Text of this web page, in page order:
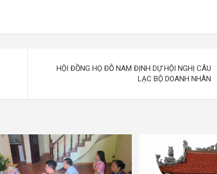
HỘI ĐỒNG HỌ ĐỖ NAM ĐỊNH DỰ HỘI NGHỊ CÂU
LẠC BỘ DOANH NHÂN